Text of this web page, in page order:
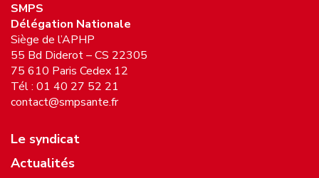
SMPS
Délégation Nationale
Siège de l’APHP
55 Bd Diderot – CS 22305
75 610 Paris Cedex 12
Tél : 01 40 27 52 21
contact@smpsante.fr
Le syndicat
Actualités